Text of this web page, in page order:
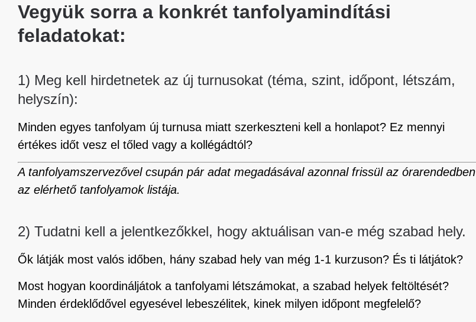
Vegyük sorra a konkrét tanfolyamindítási
feladatokat:
1) Meg kell hirdetnetek az új turnusokat (téma, szint, időpont, létszám,
helyszín):
Minden egyes tanfolyam új turnusa miatt szerkeszteni kell a honlapot? Ez mennyi
értékes időt vesz el tőled vagy a kollégádtól?
A tanfolyamszervezővel csupán pár adat megadásával azonnal frissül az órarendedben
az elérhető tanfolyamok listája.
2) Tudatni kell a jelentkezőkkel, hogy aktuálisan van-e még szabad hely.
Ők látják most valós időben, hány szabad hely van még 1-1 kurzuson? És ti látjátok?
Most hogyan koordináljátok a tanfolyami létszámokat, a szabad helyek feltöltését?
Minden érdeklődővel egyesével lebeszélitek, kinek milyen időpont megfelelő?